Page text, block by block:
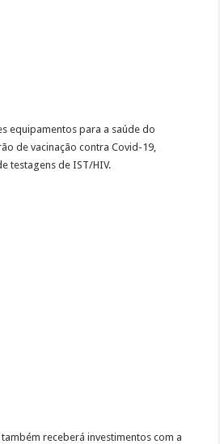
equipamentos para a saúde do
de vacinação contra Covid-19,
testagens de IST/HIV.
receberá investimentos com a